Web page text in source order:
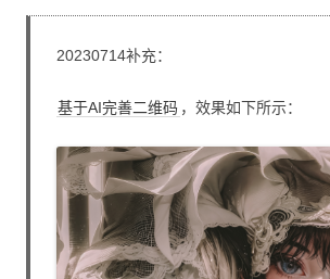
20230714补充：
基于AI完善二维码 ，效果如下所示：